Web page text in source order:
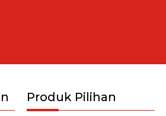
Produk Pilihan